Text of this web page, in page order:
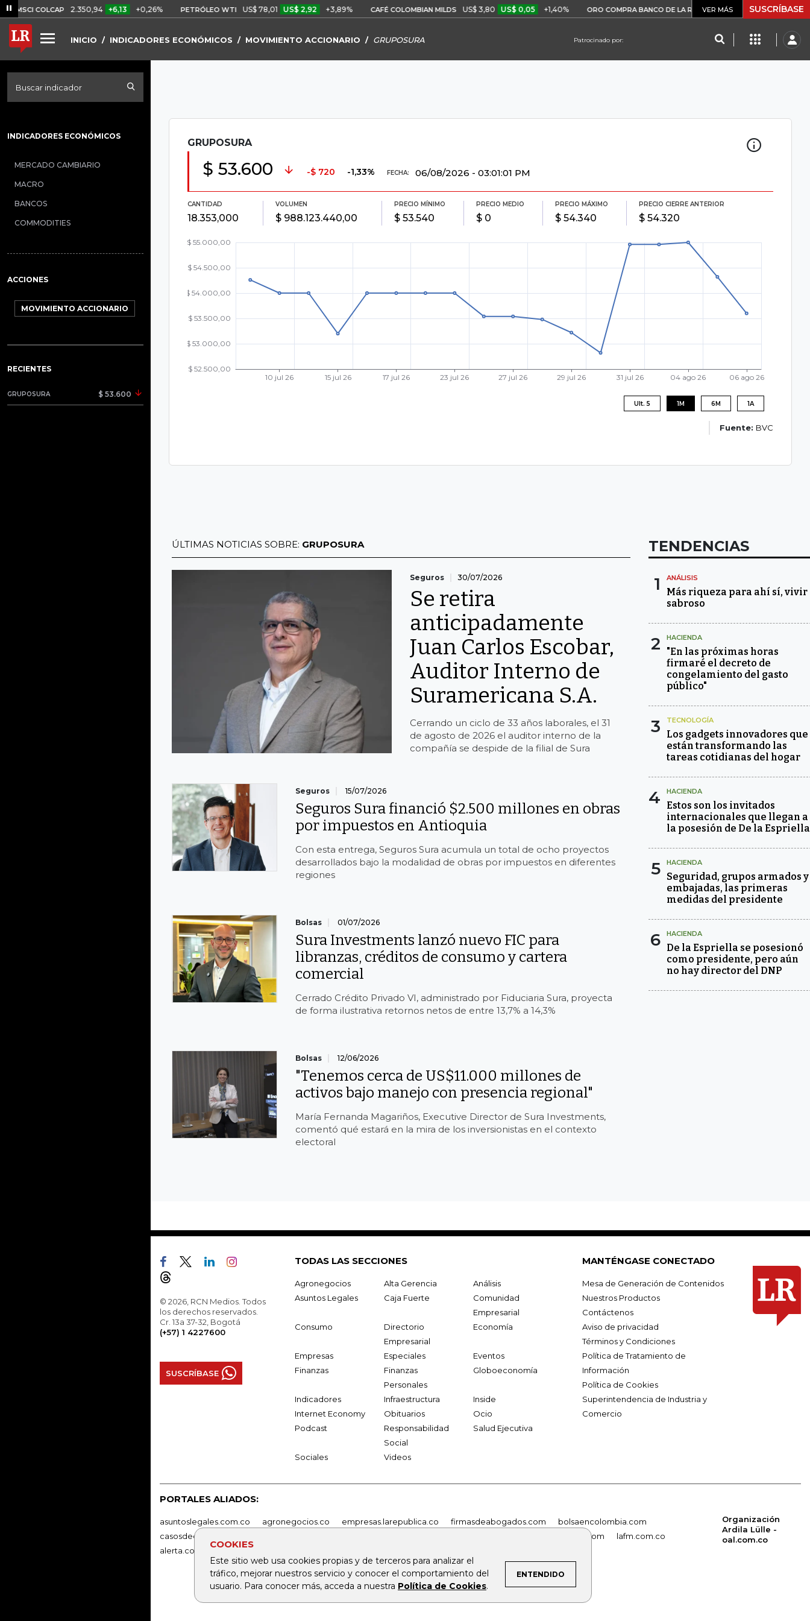
COLCAP 2.350,94 +6,13 +0,26% PETRÓLEO WTI US$ 78,01 US$ 2,92 +3,89% CAFÉ COLOMBIAN MILDS US$ 3,80 US$ 0,05 +1,40% ORO COMPRA BANCO DE LA REPÚBLICA $ 408.498,97 +$ 8.753,81
VER MÁS SUSCRÍBASE
INICIO INDICADORES ECONÓMICOS MOVIMIENTO ACCIONARIO GRUPOSURA Patrocinado por:
COOKIES
Este sitio web usa cookies propias y de terceros para analizar el
tráfico, mejorar nuestros servicio y conocer el comportamiento del
usuario. Para conocer más, acceda a nuestra Política de Cookies.
ENTENDIDO
Buscar indicador
INDICADORES ECONÓMICOS
MERCADO CAMBIARIO
MACRO
BANCOS
COMMODITIES
ACCIONES
MOVIMIENTO ACCIONARIO
RECIENTES
GRUPOSURA $ 53.600
GRUPOSURA
$ 53.600 -$ 720 -1,33% FECHA: 06/08/2026 - 03:01:01 PM
CANTIDAD
18.353,000
VOLUMEN
$ 988.123.440,00
PRECIO MÍNIMO
$ 53.540
PRECIO MEDIO
$ 0
PRECIO MÁXIMO
$ 54.340
PRECIO CIERRE ANTERIOR
$ 54.320
Ult. 5 1M 6M 1A
Fuente: BVC
ÚLTIMAS NOTICIAS SOBRE: GRUPOSURA
Seguros 30/07/2026
Se retira
anticipadamente
Juan Carlos Escobar,
Auditor Interno de
Suramericana S.A.
Cerrando un ciclo de 33 años laborales, el 31
de agosto de 2026 el auditor interno de la
compañía se despide de la filial de Sura
Seguros 15/07/2026
Seguros Sura financió $2.500 millones en obras
por impuestos en Antioquia
Con esta entrega, Seguros Sura acumula un total de ocho proyectos
desarrollados bajo la modalidad de obras por impuestos en diferentes
regiones
Bolsas 01/07/2026
Sura Investments lanzó nuevo FIC para
libranzas, créditos de consumo y cartera
comercial
Cerrado Crédito Privado VI, administrado por Fiduciaria Sura, proyecta
de forma ilustrativa retornos netos de entre 13,7% a 14,3%
Bolsas 12/06/2026
"Tenemos cerca de US$11.000 millones de
activos bajo manejo con presencia regional"
María Fernanda Magariños, Executive Director de Sura Investments,
comentó qué estará en la mira de los inversionistas en el contexto
electoral
TENDENCIAS
1 ANÁLISIS
Más riqueza para ahí sí, vivir
sabroso
2 HACIENDA
"En las próximas horas
firmaré el decreto de
congelamiento del gasto
público"
3 TECNOLOGÍA
Los gadgets innovadores que
están transformando las
tareas cotidianas del hogar
4 HACIENDA
Estos son los invitados
internacionales que llegan a
la posesión de De la Espriella
5 HACIENDA
Seguridad, grupos armados y
embajadas, las primeras
medidas del presidente
6 HACIENDA
De la Espriella se posesionó
como presidente, pero aún
no hay director del DNP
© 2026, RCN Medios. Todos
los derechos reservados.
Cr. 13a 37-32, Bogotá
(+57) 1 4227600
SUSCRÍBASE
TODAS LAS SECCIONES
Agronegocios Alta Gerencia
Análisis
Asuntos Legales
Caja Fuerte
Comunidad
Empresarial
Consumo
Directorio
Empresarial
Economía
Empresas Especiales
Eventos
Finanzas
Finanzas
Personales
Globoeconomía
Indicadores Infraestructura
Inside
Internet Economy
Obituarios
Ocio
Podcast
Responsabilidad
Social
Salud Ejecutiva
Sociales Videos
MANTÉNGASE CONECTADO
Mesa de Generación de Contenidos
Nuestros Productos
Contáctenos
Aviso de privacidad
Términos y Condiciones
Política de Tratamiento de
Información
Política de Cookies
Superintendencia de Industria y
Comercio
PORTALES ALIADOS:
asuntoslegales.com.co agronegocios.co empresas.larepublica.co firmasdeabogados.com
bolsaencolombia.com
casosdeexitoabogados.com
noticiasrcn.com
lafm.com.co
alerta.com.co
deportesrcn.com
Organización
Ardila Lülle -
oal.com.co